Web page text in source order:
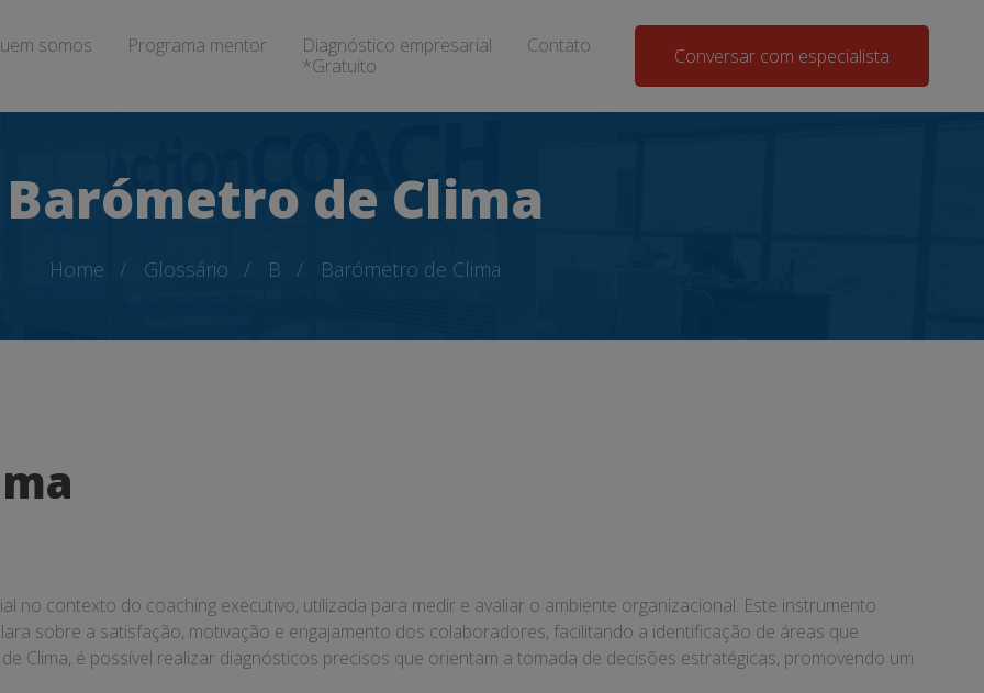
somos Programa mentor
Diagnóstico empresarial
*Gratuito
Contato Conversar com especialista
Barómetro de Clima
Home Glossário B Barómetro de Clima
no contexto do coaching executivo, utilizada para medir e avaliar o ambiente organizacional. Este instrumento
sobre a satisfação, motivação e engajamento dos colaboradores, facilitando a identificação de áreas que
Clima, é possível realizar diagnósticos precisos que orientam a tomada de decisões estratégicas, promovendo um